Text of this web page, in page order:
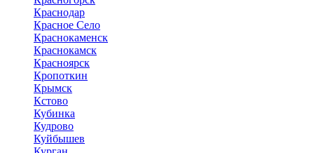
Краснодар
Красное Село
Краснокаменск
Краснокамск
Красноярск
Кропоткин
Крымск
Кстово
Кубинка
Кудрово
Куйбышев